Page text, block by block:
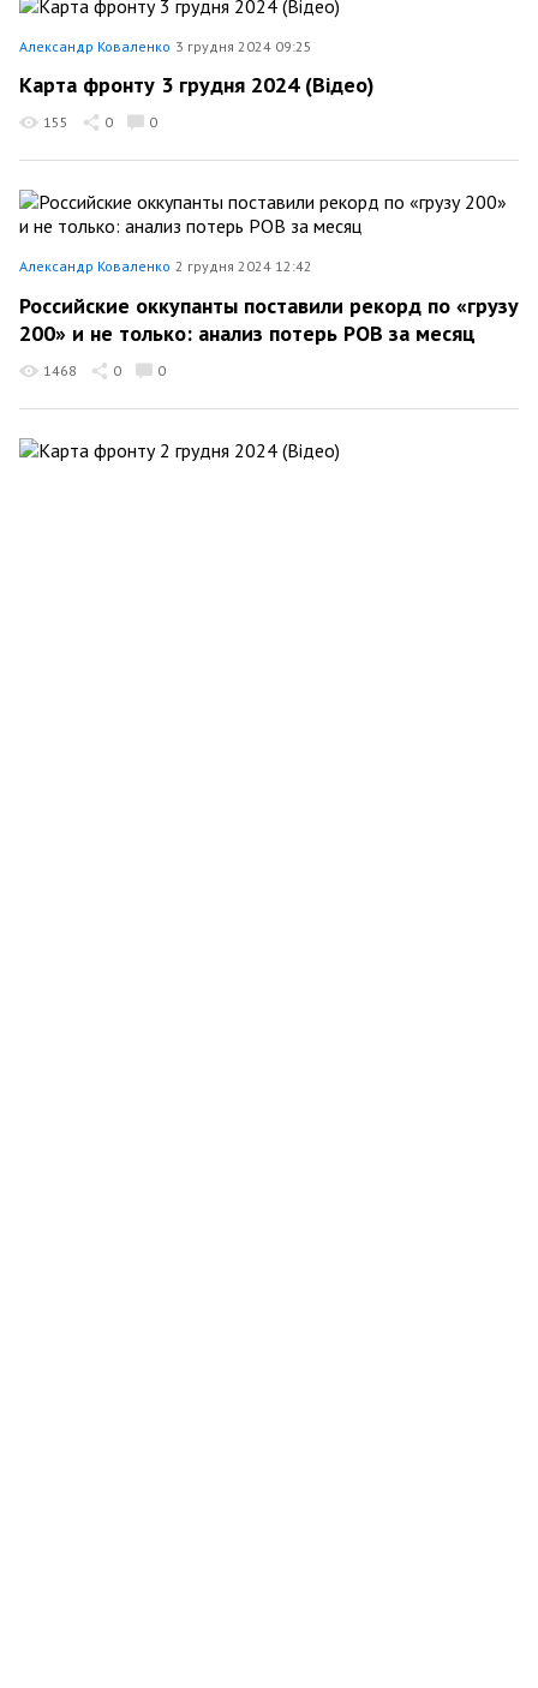
Александр Коваленко 3 грудня 2024 09:25
Карта фронту 3 грудня 2024 (Відео)
155 0 0
Александр Коваленко 2 грудня 2024 12:42
Российские оккупанты поставили рекорд по «грузу
200» и не только: анализ потерь РОВ за месяц
1468 0 0